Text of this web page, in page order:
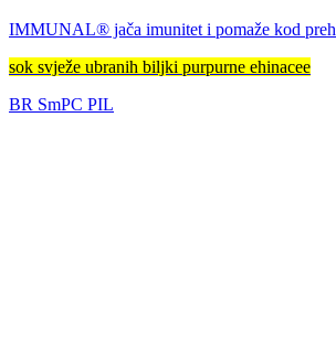
IMMUNAL® jača imunitet i pomaže kod
sok svježe ubranih biljki purpurne ehinacee
BR SmPC PIL